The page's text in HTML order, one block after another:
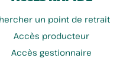
un point de retrait
Accès producteur
Accès gestionnaire